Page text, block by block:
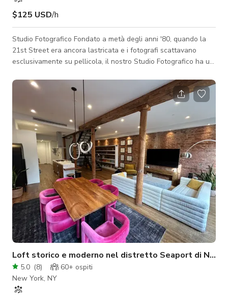
$125 USD/h
Studio Fotografico Fondato a metà degli anni '80, quando la
21st Street era ancora lastricata e i fotografi scattavano
esclusivamente su pellicola, il nostro Studio Fotografico ha un
Situato all'ultimo piano di un classico edificio loft pre-bellico,
lo studio è caldo, accogliente e completamente professionale.
È uno spazio ideale per fotografia statica o di moda, offrendo
versatilità e stile. Lo studio dispone di: Una disposizione
Loft storico e moderno nel distretto Seaport di NYC
5.0 (8) 60+ ospiti
New York, NY